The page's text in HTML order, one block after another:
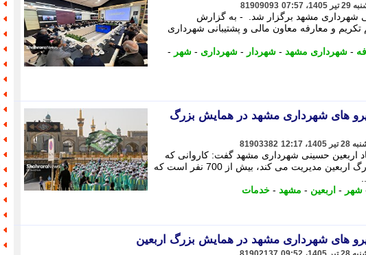
81909093
شهرداری مشهد برگزار شد. - به گزارش
تیرماه)، مراسم تکریم و معارفه معاون مالی و پشتیبانی شهرداری
- شهرداری مشهد - شهردار - شهرداری - شهر -
700 نفر از نیرو های شهرداری مشهد در همایش بزرگ
81903382
اربعین حسینی شهرداری مشهد گفت: کاروانی که
مجموعه شهرداری مشهد در همایش بزرگ اربعین مدیریت می کند، بیش از 700 نفر است که
شهر - اربعین - مشهد - خدمات